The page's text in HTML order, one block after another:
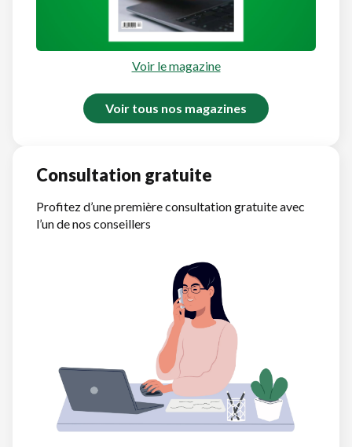
Voir le magazine
Voir tous nos magazines
Consultation gratuite
Profitez d’une première consultation gratuite avec
l’un de nos conseillers